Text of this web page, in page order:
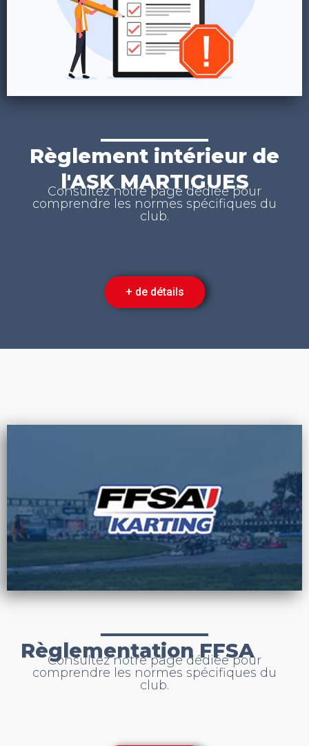
Règlement intérieur de
l'ASK MARTIGUES
Consultez notre page dédiée pour
comprendre les normes spécifiques du
club.
+ de détails
Règlementation FFSA
Consultez notre page dédiée pour
comprendre les normes spécifiques du
club.